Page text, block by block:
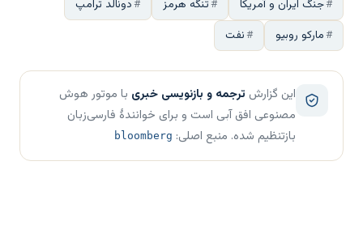
جنگ ایران و آمریکا
تنگه هرمز
دونالد ترامپ
مارکو روبیو
نفت
این گزارش ترجمه و بازنویسی خبری با موتور هوش
مصنوعی افق آبی است و برای خوانندهٔ فارسی‌زبان
بازتنظیم شده. منبع اصلی: bloomberg